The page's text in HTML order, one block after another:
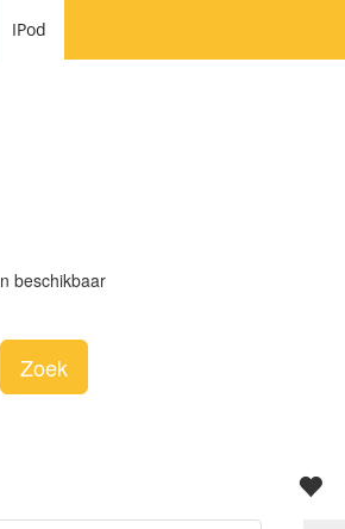
IPod
beschikbaar
Zoek